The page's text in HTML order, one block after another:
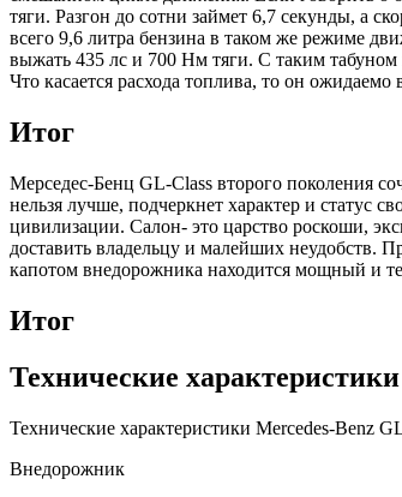
тяги. Разгон до сотни займет 6,7 секунды, а
всего 9,6 литра бензина в таком же режиме
выжать 435 лс и 700 Нм тяги. С таким
Что касается расхода топлива, то он
Итог
Мерседес-Бенц GL-Class второго поколения
нельзя лучше, подчеркнет характер и статус
цивилизации. Салон- это царство роскоши,
доставить владельцу и малейших неудобств.
капотом внедорожника находится мощный и
Итог
Технические характеристики
Технические характеристики Mercedes-Benz
Внедорожник